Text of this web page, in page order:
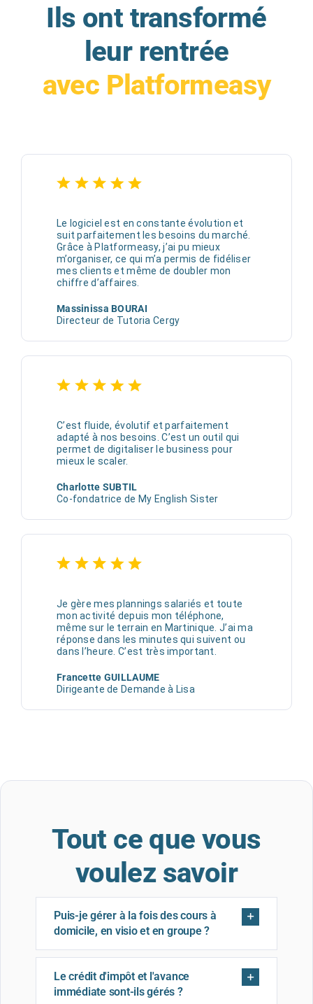
Ils ont transformé
leur rentrée
avec Platformeasy
Le logiciel est en constante évolution et
suit parfaitement les besoins du marché.
Grâce à Platformeasy, j’ai pu mieux
m’organiser, ce qui m’a permis de fidéliser
mes clients et même de doubler mon
chiffre d’affaires.
Massinissa BOURAI
Directeur de Tutoria Cergy
C’est fluide, évolutif et parfaitement
adapté à nos besoins. C’est un outil qui
permet de digitaliser le business pour
mieux le scaler.
Charlotte SUBTIL
Co-fondatrice de My English Sister
Je gère mes plannings salariés et toute
mon activité depuis mon téléphone,
même sur le terrain en Martinique. J’ai ma
réponse dans les minutes qui suivent ou
dans l’heure. C’est très important.
Francette GUILLAUME
Dirigeante de Demande à Lisa
Tout ce que vous
voulez savoir
Puis-je gérer à la fois des cours à
domicile, en visio et en groupe ?
Le crédit d'impôt et l'avance
immédiate sont-ils gérés ?